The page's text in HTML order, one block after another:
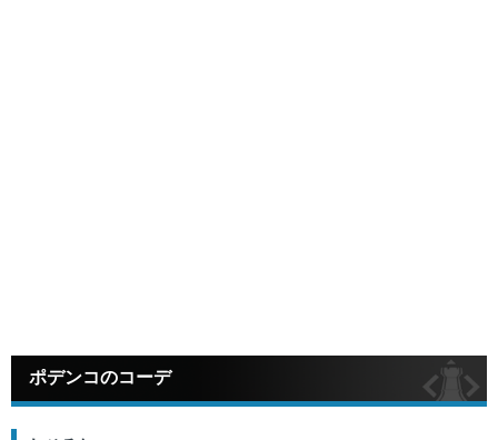
ポデンコのコーデ